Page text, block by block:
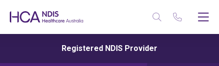
Registered NDIS Provider